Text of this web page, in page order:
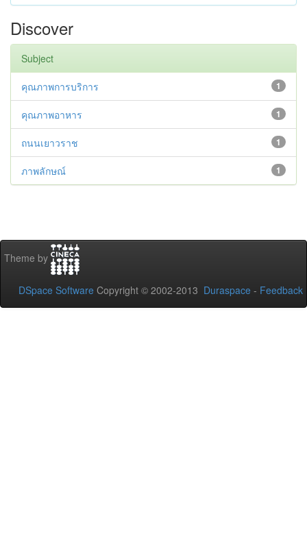
Discover
Subject
1
คุณภาพการบริการ
1
คุณภาพอาหาร
1
ถนนเยาวราช
1
ภาพลักษณ์
Theme by
DSpace Software Copyright © 2002-2013 Duraspace - Feedback